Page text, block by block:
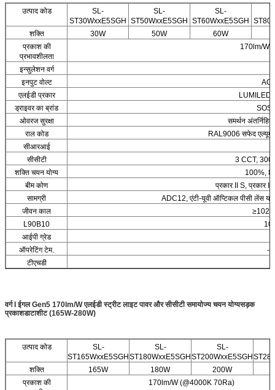
उत्पाद कोड
SL-
ST30WxxE5SGH
SL-
ST50WxxE5SGH
SL-
ST60WxxE5SGH
शक्ति
30W 50W 60W
प्रकाश की
प्रभावशीलता
170lm/W
इन्सुलेशन वर्ग
इनपुट वोल्ट
एलईडी प्रकार
ड्राइवर का ब्रांड
ओवरज सुरक्षा
समर्थन
राल कोड
RAL9006 सफेद
सीआरआई
सीसीटी
3 CCT,
शक्ति चयन योग्य
100%,
बीम कोण
प्रकार II S, प्रकार II
सामग्री
ADC12, एंटी-यूवी ऑप्टिकल पीसी लेंस
जीवन काल
L90B10
आईपी ग्रेड
ऑपरेटिंग टेम.
-
टीएचडी
वर्ग I ईगल Gen5 170lm/W एलईडी स्ट्रीट लाइट पावर और सीसीटी समायोज्य चयन योग्यसड़क
प्रकाशडाटाशीट (165W-280W)
उत्पाद कोड
SL-
ST165WxxE5SGH
SL-
ST180WxxE5SGH
SL-
ST200WxxE5SGH
शक्ति
165W 180W 200W
प्रकाश की
170lm/W (@4000K 70Ra)